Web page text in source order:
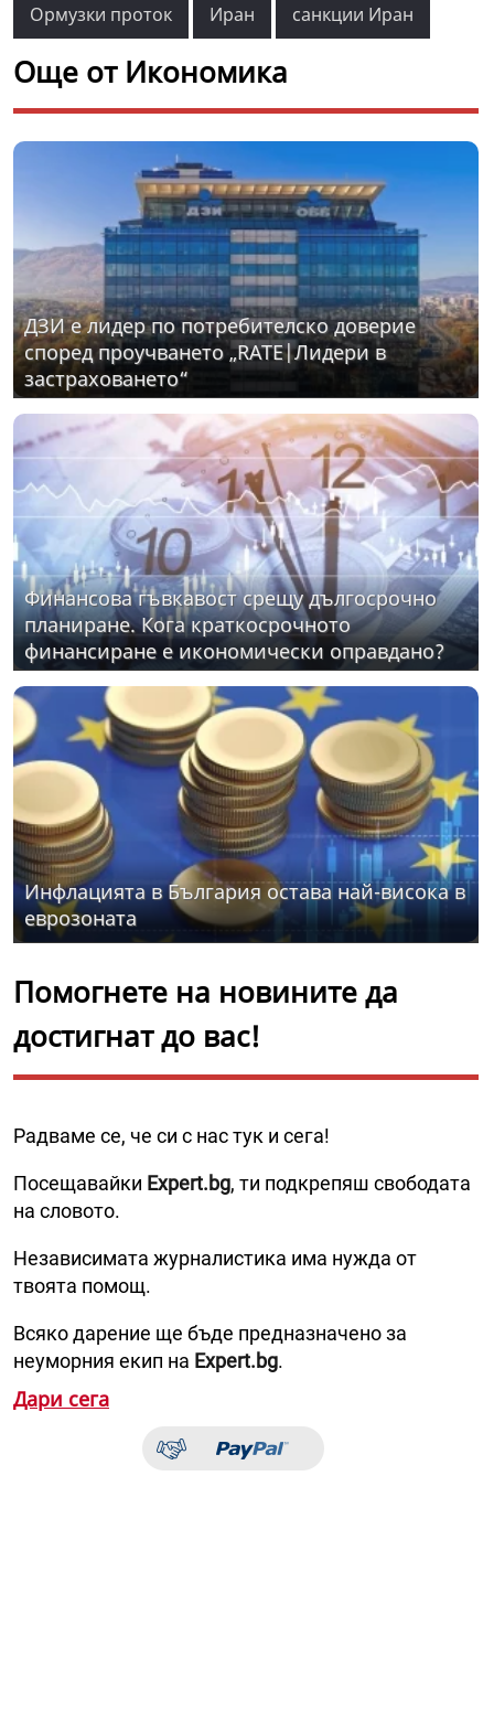
Ормузки проток Иран санкции Иран
Още от Икономика
ДЗИ е лидер по потребителско доверие
според проучването „RATE|Лидери в
застраховането“
Финансова гъвкавост срещу дългосрочно
планиране. Кога краткосрочното
финансиране е икономически оправдано?
Инфлацията в България остава най-висока в
еврозоната
Помогнете на новините да
достигнат до вас!
Радваме се, че си с нас тук и сега!
Посещавайки Expert.bg, ти подкрепяш свободата
на словото.
Независимата журналистика има нужда от
твоята помощ.
Всяко дарение ще бъде предназначено за
неуморния екип на Expert.bg.
Дари сега